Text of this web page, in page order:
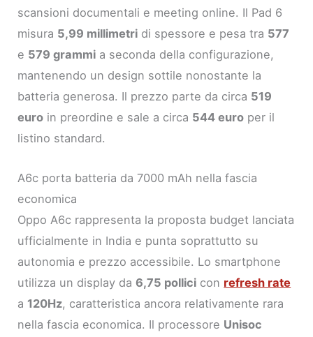
scansioni documentali e meeting online. Il Pad 6
misura 5,99 millimetri di spessore e pesa tra 577
e 579 grammi a seconda della configurazione,
mantenendo un design sottile nonostante la
batteria generosa. Il prezzo parte da circa 519
euro in preordine e sale a circa 544 euro per il
listino standard.
A6c porta batteria da 7000 mAh nella fascia
economica
Oppo A6c rappresenta la proposta budget lanciata
ufficialmente in India e punta soprattutto su
autonomia e prezzo accessibile. Lo smartphone
utilizza un display da6,75 pollici con refresh rate
a 120Hz, caratteristica ancora relativamente rara
nella fascia economica. Il processore Unisoc